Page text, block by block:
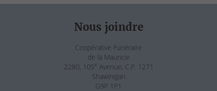
Nous joindre
Coopérative Funéraire
de la Mauricie
2280, 105e Avenue, C.P. 1271
Shawinigan
G9P 1P1